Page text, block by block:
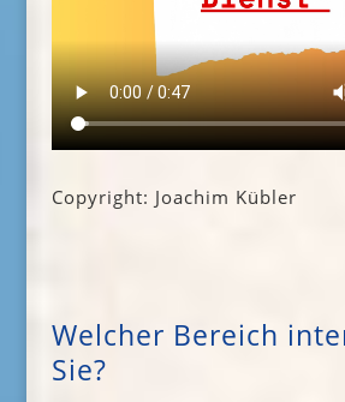
Copyright: Joachim Kübler
Welcher Bereich
Sie?